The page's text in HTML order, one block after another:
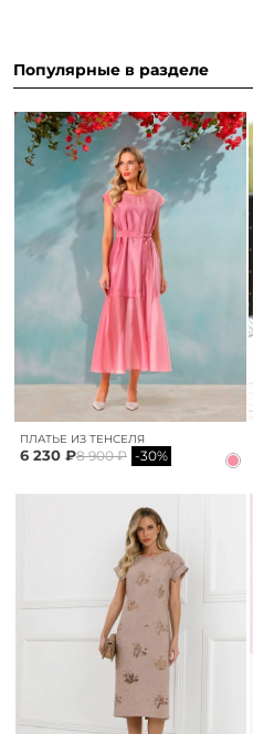
Популярные в разделе
ПЛАТЬЕ ИЗ ТЕНСЕЛЯ
6 230 ₽8 900 ₽ -30%